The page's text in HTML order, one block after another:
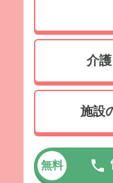
介
施設
無料